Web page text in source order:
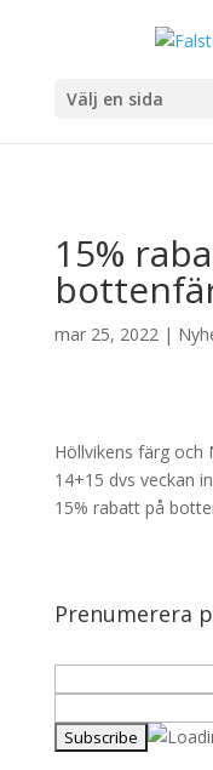
Välj en sida
15%
mar 25, 2022|
Höllvikens färg och
14+15 dvs veckan
15% rabatt på
Prenumerera